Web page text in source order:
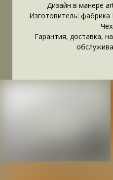
Дизайн в манере
Изготовитель:
Гарантия, доставка,